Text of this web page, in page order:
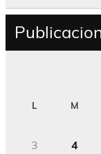
L M
3
4